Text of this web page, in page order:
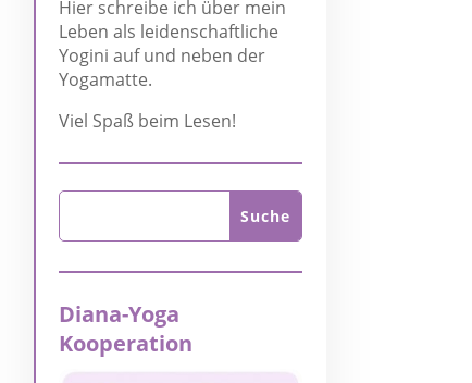
Hier schreibe ich über mein
Leben als leidenschaftliche
Yogini auf und neben der
Yogamatte.
Viel Spaß beim Lesen!
Diana-Yoga
Kooperation